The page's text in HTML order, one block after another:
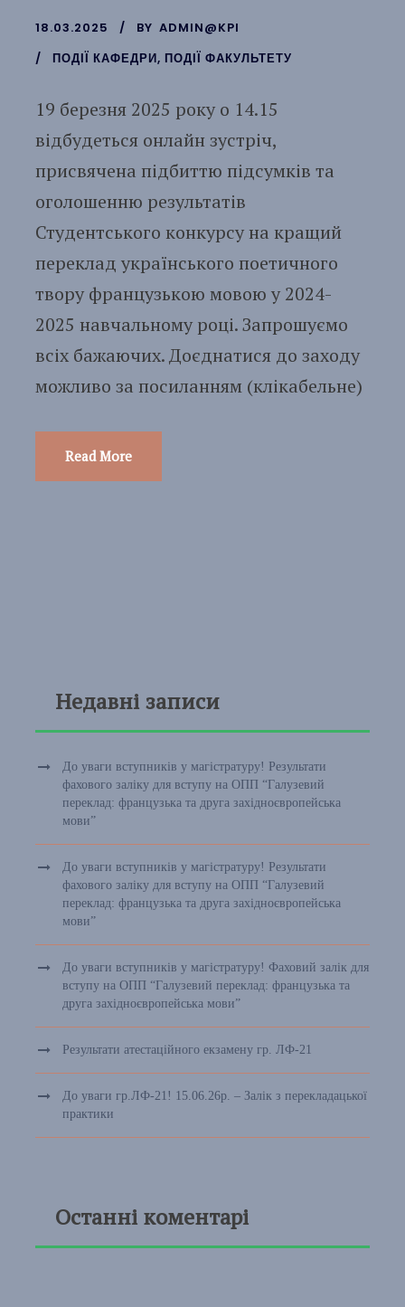
18.03.2025 BY ADMIN@KPI
ПОДІЇ КАФЕДРИ, ПОДІЇ ФАКУЛЬТЕТУ
19 березня 2025 року о 14.15
відбудеться онлайн зустріч,
присвячена підбиттю підсумків та
оголошенню результатів
Студентського конкурсу на кращий
переклад українського поетичного
твору французькою мовою у 2024-
2025 навчальному році. Запрошуємо
всіх бажаючих. Доєднатися до заходу
можливо за посиланням (клікабельне)
Read More
Недавні записи
До уваги вступників у магістратуру! Результати
фахового заліку для вступу на ОПП “Галузевий
переклад: французька та друга західноєвропейська
мови”
До уваги вступників у магістратуру! Результати
фахового заліку для вступу на ОПП “Галузевий
переклад: французька та друга західноєвропейська
мови”
До уваги вступників у магістратуру! Фаховий залік для
вступу на ОПП “Галузевий переклад: французька та
друга західноєвропейська мови”
Результати атестаційного екзамену гр. ЛФ-21
До уваги гр.ЛФ-21! 15.06.26р. – Залік з перекладацької
практики
Останні коментарі